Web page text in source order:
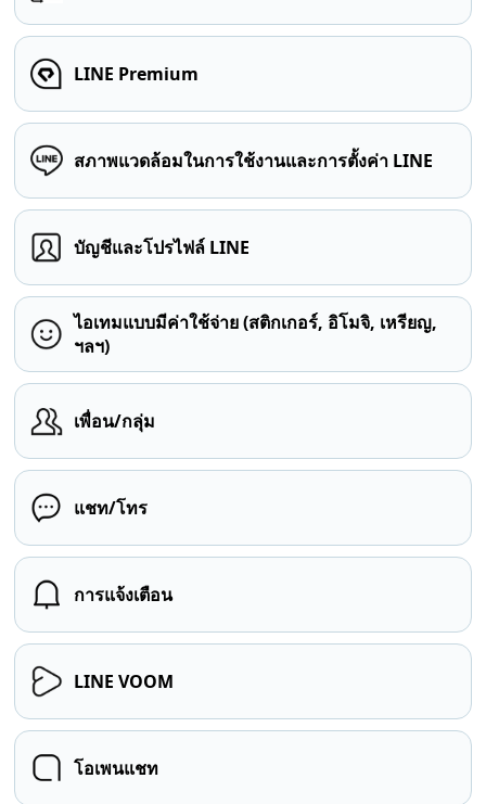
LINE Premium
สภาพแวดล้อมในการใช้งานและการตั้งค่า LINE
บัญชีและโปรไฟล์ LINE
ไอเทมแบบมีค่าใช้จ่าย (สติกเกอร์, อิโมจิ, เหรียญ,
ฯลฯ)
เพื่อน/กลุ่ม
แชท/โทร
การแจ้งเตือน
LINE VOOM
โอเพนแชท